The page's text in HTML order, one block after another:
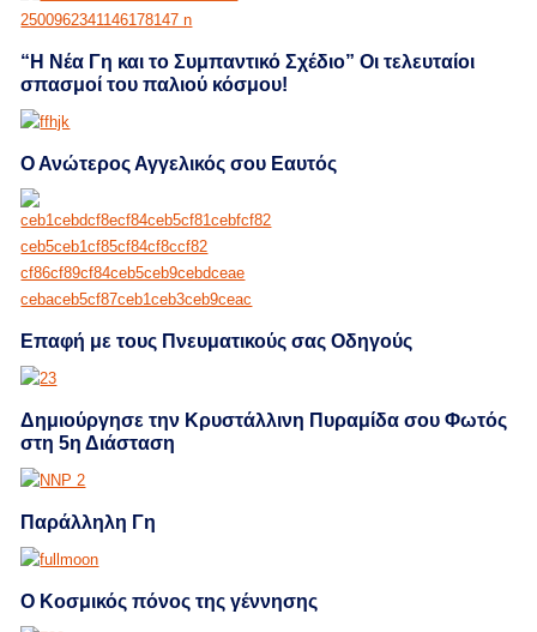
“Η Νέα Γη και το Συμπαντικό Σχέδιο” Οι τελευταίοι
σπασμοί του παλιού κόσμου!
Ο Ανώτερος Αγγελικός σου Εαυτός
Επαφή με τους Πνευματικούς σας Οδηγούς
Δημιούργησε την Κρυστάλλινη Πυραμίδα σου Φωτός
στη 5η Διάσταση
Παράλληλη Γη
Ο Κοσμικός πόνος της γέννησης